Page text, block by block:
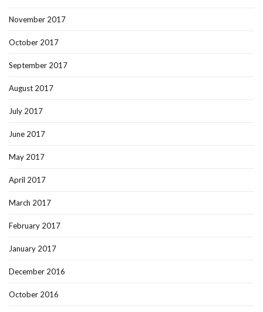
November 2017
October 2017
September 2017
August 2017
July 2017
June 2017
May 2017
April 2017
March 2017
February 2017
January 2017
December 2016
October 2016